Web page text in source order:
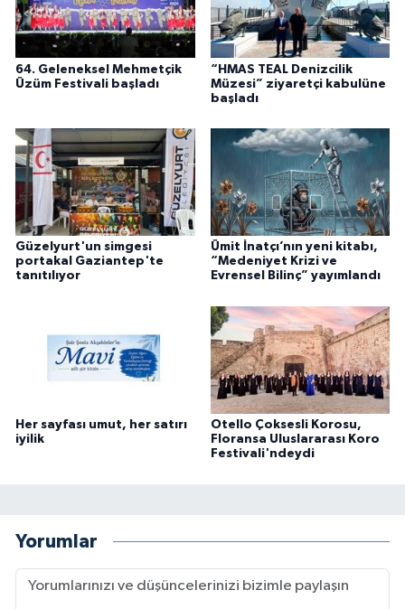
64. Geleneksel Mehmetçik
Üzüm Festivali başladı
“HMAS TEAL Denizcilik
Müzesi” ziyaretçi kabulüne
başladı
Güzelyurt'un simgesi
portakal Gaziantep'te
tanıtılıyor
Ümit İnatçı’nın yeni kitabı,
“Medeniyet Krizi ve
Evrensel Bilinç” yayımlandı
Her sayfası umut, her satırı
iyilik
Otello Çoksesli Korosu,
Floransa Uluslararası Koro
Festivali'ndeydi
Yorumlar